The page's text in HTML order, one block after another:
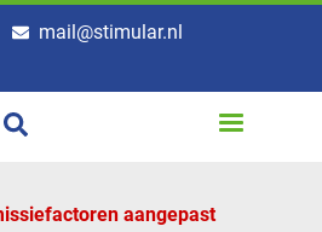
mail@stimular.nl
aangepast